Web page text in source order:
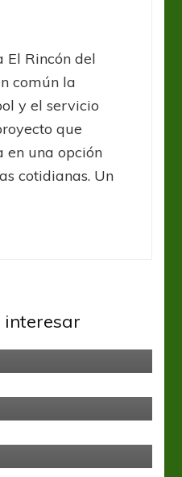
El Rincón del
común la
y el servicio
que
en una opción
cotidianas. Un
interesar